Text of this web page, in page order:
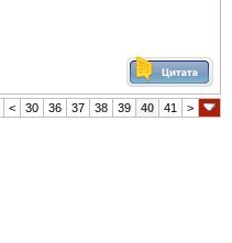
< 30 36 37 38 39 40 41 >